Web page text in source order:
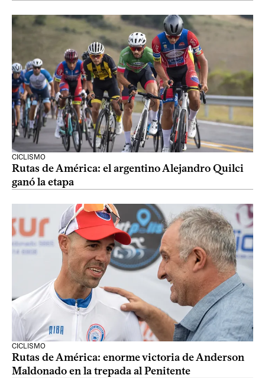
CICLISMO
Rutas de América: el argentino Alejandro Quilci
ganó la etapa
CICLISMO
Rutas de América: enorme victoria de Anderson
Maldonado en la trepada al Penitente